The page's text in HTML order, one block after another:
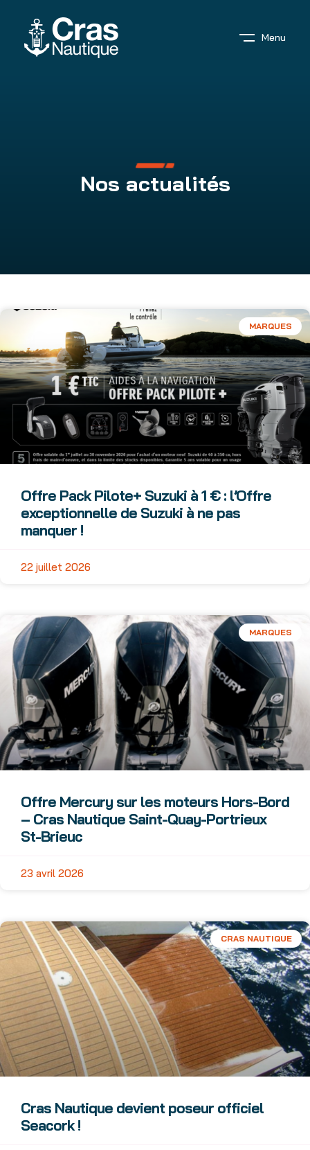
Menu
Nos actualités
MARQUES
Offre Pack Pilote+ Suzuki à 1 € : l’Offre
exceptionnelle de Suzuki à ne pas
manquer !
22 juillet 2026
MARQUES
Offre Mercury sur les moteurs Hors-Bord
– Cras Nautique Saint-Quay-Portrieux
St-Brieuc
23 avril 2026
CRAS NAUTIQUE
Cras Nautique devient poseur officiel
Seacork !